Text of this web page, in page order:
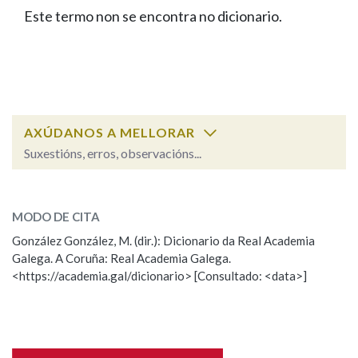
FIGURAS HOMENAXEADAS
PORTAL DAS PALABRAS
Facebook
TwitterYoutubeInstagram
Bluesky
BUSCAR NOS LEMAS
Remata por
BUSCAR NO CONTIDO
Nas definicións
Este termo non se encontra no dicionario.
AXÚDANOS A MELLORAR
Suxestións, erros, observacións...
Observación
Nome
MODO DE CITA
González González, M. (dir.): Dicionario da Real Academia
Galega. A Coruña: Real Academia Galega.
<https://academia.gal/dicionario> [Consultado: <data>]